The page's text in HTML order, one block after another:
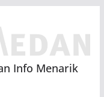
Info Menarik